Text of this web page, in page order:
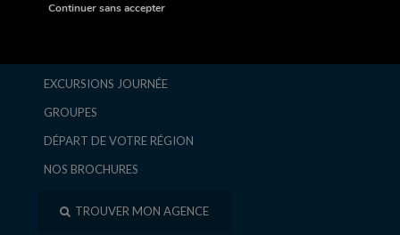
EXCURSIONS JOURNÉE
GROUPES
DÉPART DE VOTRE RÉGION
NOS BROCHURES
TROUVER MON AGENCE
Continuer sans accepter